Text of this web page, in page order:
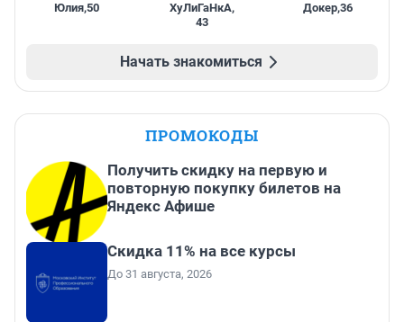
Юлия,50 ХуЛиГаНкА,
43
Докер,36
Начать знакомиться
ПРОМОКОДЫ
Получить скидку на первую и
повторную покупку билетов на
Яндекс Афише
Скидка 11% на все курсы
До 31 августа, 2026